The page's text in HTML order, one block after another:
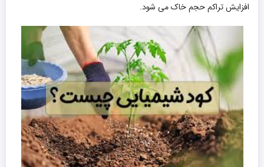
افزایش تراکم حجم خاک می شود.